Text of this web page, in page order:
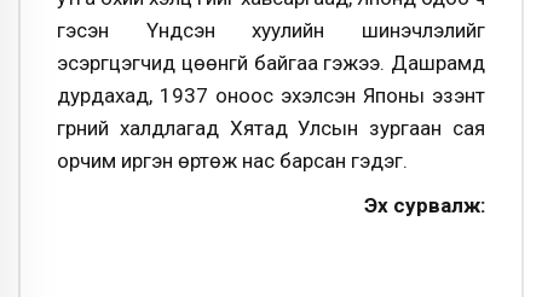
гэсэн Үндсэн хуулийн шинэчлэлийг
эсэргүүцэгчид цөөнгүй байгаа гэжээ. Дашрамд
дурдахад, 1937 оноос эхэлсэн Японы эзэнт
гүрний халдлагад Хятад Улсын зургаан сая
орчим иргэн өртөж нас барсан гэдэг.
Эх сурвалж: